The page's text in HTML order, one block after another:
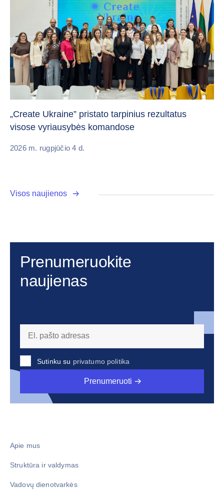
„Create Ukraine” pristato tarpinius rezultatus
visose vyriausybės komandose
2026 m. rugpjūčio 4 d.
Visos naujienos
Prenumeruokite
naujienas
Sutinku su privatumo politika
Prenumeruoti
Apie mus
Struktūra ir valdymas
Vadovų dienotvarkės